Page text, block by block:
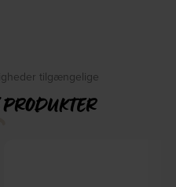
tilgængelige
PRODUKTER